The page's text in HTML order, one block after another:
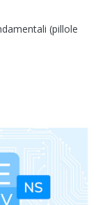
(pillole